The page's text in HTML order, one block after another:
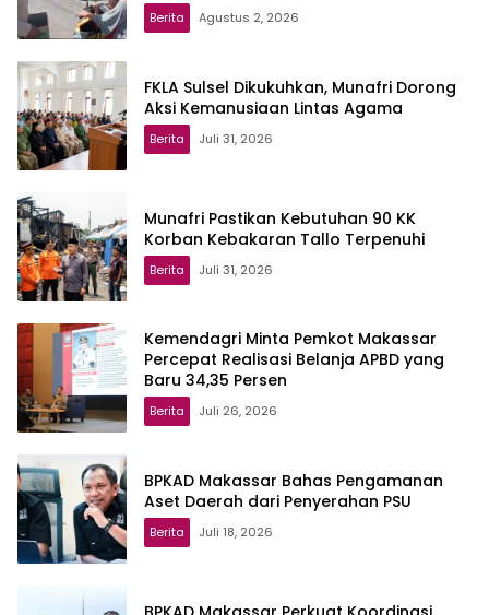
Berita Agustus 2, 2026
FKLA Sulsel Dikukuhkan, Munafri Dorong
Aksi Kemanusiaan Lintas Agama
Berita Juli 31, 2026
Munafri Pastikan Kebutuhan 90 KK
Korban Kebakaran Tallo Terpenuhi
Berita Juli 31, 2026
Kemendagri Minta Pemkot Makassar
Percepat Realisasi Belanja APBD yang
Baru 34,35 Persen
Berita Juli 26, 2026
BPKAD Makassar Bahas Pengamanan
Aset Daerah dari Penyerahan PSU
Berita Juli 18, 2026